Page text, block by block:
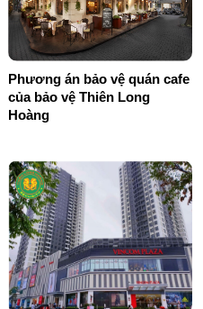
Phương án bảo vệ quán cafe
của bảo vệ Thiên Long
Hoàng